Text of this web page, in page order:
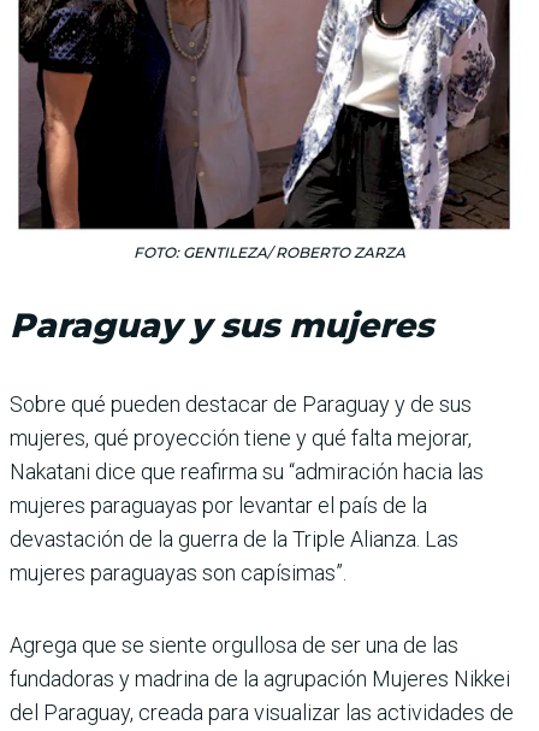
FOTO: GENTILEZA/ ROBERTO ZARZA
Paraguay y sus mujeres
Sobre qué pueden destacar de Paraguay y de sus
mujeres, qué proyección tiene y qué falta mejorar,
Nakatani dice que reafirma su “admiración hacia las
mujeres paraguayas por levantar el país de la
devastación de la guerra de la Triple Alianza. Las
mujeres paraguayas son capísimas”.
Agrega que se siente orgullosa de ser una de las
fundadoras y madrina de la agrupación Mujeres Nikkei
del Paraguay, creada para visualizar las actividades de